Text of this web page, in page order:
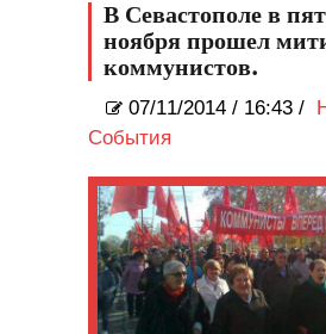
В Севастополе в
ноября прошел
коммунистов.
07/11/2014 / 16:43 /
События